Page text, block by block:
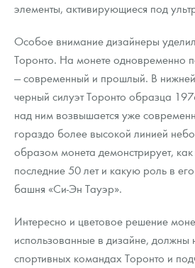
элементы, активирующиеся под
Особое внимание дизайнеры
Торонто. На монете одновременно
— современный и прошлый. В
черный силуэт Торонто образца
над ним возвышается уже
гораздо более высокой линией
образом монета демонстрирует,
последние 50 лет и какую роль в
башня «Си-Эн Тауэр».
Интересно и цветовое решение
использованные в дизайне, должны
спортивных командах Торонто и